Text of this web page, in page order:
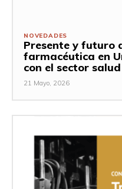
NOVEDADES
Presente y futuro
farmacéutica en
con el sector salud
21 Mayo, 2026